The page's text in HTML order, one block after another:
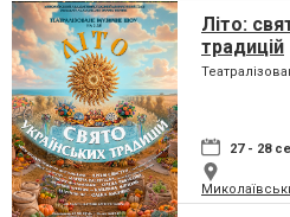
Літо:
традицій
27 - 28